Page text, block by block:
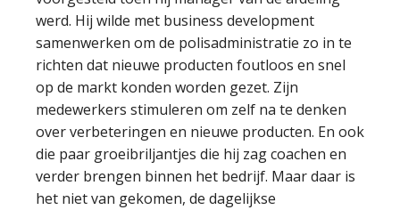
werd. Hij wilde met business development
samenwerken om de polisadministratie zo in te
richten dat nieuwe producten foutloos en snel
op de markt konden worden gezet. Zijn
medewerkers stimuleren om zelf na te denken
over verbeteringen en nieuwe producten. En ook
die paar groeibriljantjes die hij zag coachen en
verder brengen binnen het bedrijf. Maar daar is
het niet van gekomen, de dagelijkse